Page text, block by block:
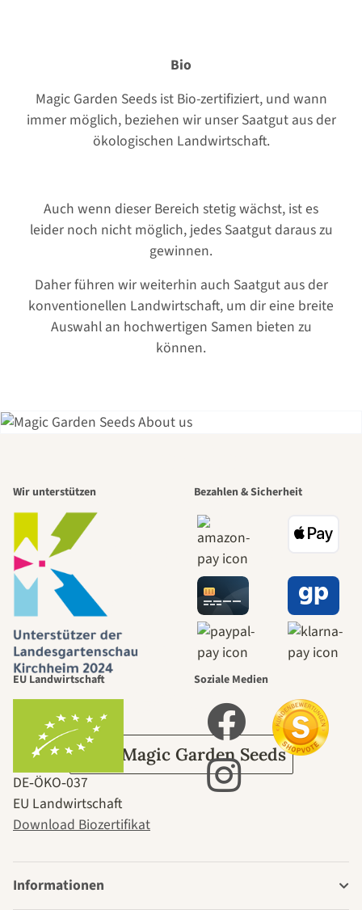
Bio
Magic Garden Seeds ist Bio-zertifiziert, und wann
immer möglich, beziehen wir unser Saatgut aus der
ökologischen Landwirtschaft.
Auch wenn dieser Bereich stetig wächst, ist es
leider noch nicht möglich, jedes Saatgut daraus zu
gewinnen.
Daher führen wir weiterhin auch Saatgut aus der
konventionellen Landwirtschaft, um dir eine breite
Auswahl an hochwertigen Samen bieten zu
können.
schönsten
Wege zu uns
selbst führt
durch den
Garten
Über Magic Garden Seeds
Wir unterstützen Bezahlen & Sicherheit
EU Landwirtschaft
DE‑ÖKO‑037
EU Landwirtschaft
Download Biozertifikat
Soziale Medien
Informationen